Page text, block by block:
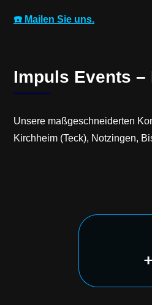
☎️ Mailen Sie uns.
Impuls Events
Unsere maßgeschneiderten
Kirchheim (Teck), Notzingen,